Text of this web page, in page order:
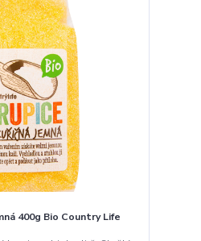
400g Bio Country Life